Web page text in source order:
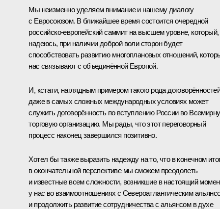
Мы неизменно уделяем внимание и нашему диалогу
с Евросоюзом. В ближайшее время состоится очередной
российско-европейский саммит на высшем уровне, который,
надеюсь, при наличии доброй воли сторон будет
способствовать развитию многоплановых отношений,
нас связывают с объединённой Европой.
И, кстати, наглядным примером такого рода
даже в самых сложных международных условиях может
служить договорённость по вступлению России во
торговую организацию. Мы рады, что этот переговорный
процесс наконец завершился позитивно.
Хотел бы также выразить надежду на то, что в конечном
в окончательной перспективе мы сможем преодолеть
и известные всем сложности, возникшие в настоящий
у нас во взаимоотношениях с Североатлантическим
и продолжить развитие сотрудничества с альянсом в духе